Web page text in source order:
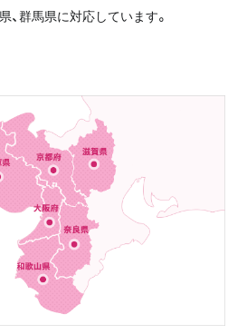
、群馬県に対応しています。